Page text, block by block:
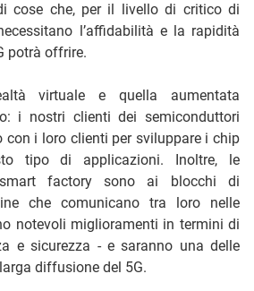
cose che, per il livello di critico di
l’affidabilità e la rapidità
potrà offrire.
virtuale e quella aumentata
i nostri clienti dei semiconduttori
con i loro clienti per sviluppare i chip
tipo di applicazioni. Inoltre, le
factory sono ai blocchi di
che comunicano tra loro nelle
notevoli miglioramenti in termini di
e sicurezza - e saranno una delle
diffusione del 5G.